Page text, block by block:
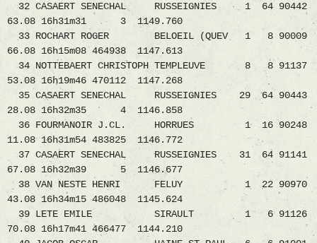
32 CASAERT SENECHAL RUSSEIGNIES 1 64 90442
63.08 16h31m31 3 1149.760
33 ROCHART ROGER BELOEIL (QUEV 1 8 90009
66.08 16h15m08 464938 1147.613
34 NOTTEBAERT CHRISTOPH TEMPLEUVE 8 8 91137
53.08 16h19m46 470112 1147.268
35 CASAERT SENECHAL RUSSEIGNIES 29 64 90443
28.08 16h32m35 4 1146.858
36 FOURMANOIR J.CL. HORRUES 1 16 90248
11.08 16h31m54 483825 1146.772
37 CASAERT SENECHAL RUSSEIGNIES 31 64 91141
67.08 16h32m39 5 1146.677
38 VAN NESTE HENRI FELUY 1 22 90970
43.08 16h34m15 486048 1145.624
39 LETE EMILE SIRAULT 1 6 91126
70.08 16h17m41 466477 1144.210